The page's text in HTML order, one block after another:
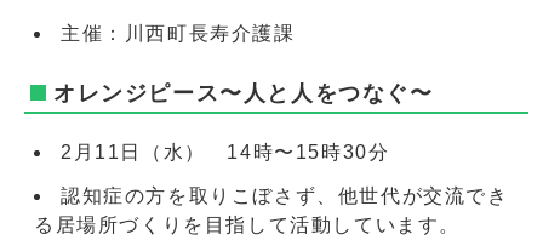
主催：川西町長寿介護課
オレンジピース〜人と人をつなぐ〜
2月11日（水） 14時〜15時30分
認知症の方を取りこぼさず、他世代が交流でき
る居場所づくりを目指して活動しています。